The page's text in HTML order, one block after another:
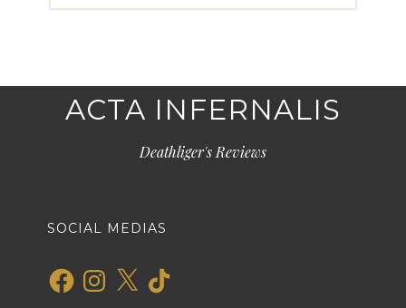
ACTA INFERNALIS
Deathliger's Reviews
SOCIAL MEDIAS
FacebookInstagram
X TikTok